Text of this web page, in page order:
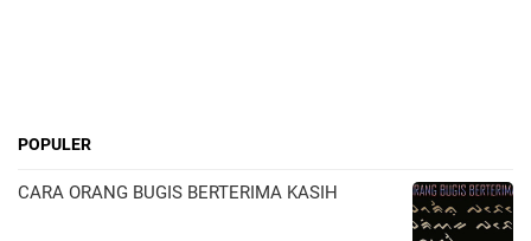
POPULER
CARA ORANG BUGIS BERTERIMA KASIH